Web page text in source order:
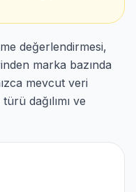
değerlendirmesi,
marka bazında
mevcut veri
dağılımı ve